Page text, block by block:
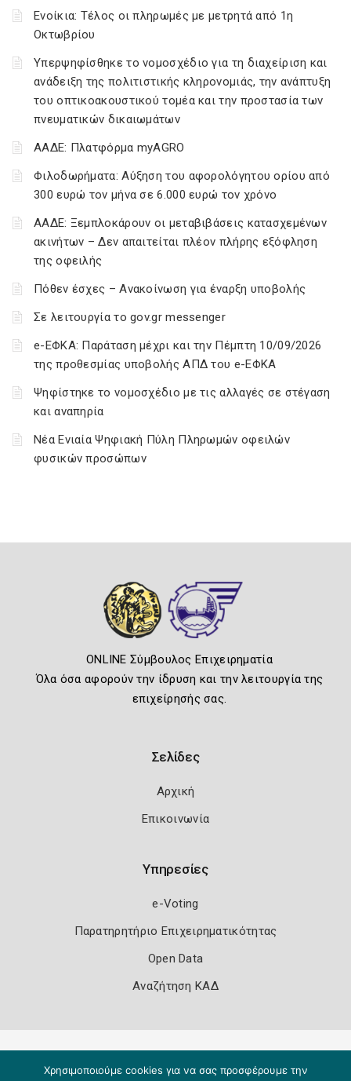
Ενοίκια: Τέλος οι πληρωμές με μετρητά από 1η
Οκτωβρίου
Υπερψηφίσθηκε το νομοσχέδιο για τη διαχείριση και
ανάδειξη της πολιτιστικής κληρονομιάς, την ανάπτυξη
του οπτικοακουστικού τομέα και την προστασία των
πνευματικών δικαιωμάτων
ΑΑΔΕ: Πλατφόρμα myAGRO
Φιλοδωρήματα: Αύξηση του αφορολόγητου ορίου από
300 ευρώ τον μήνα σε 6.000 ευρώ τον χρόνο
ΑΑΔΕ: Ξεμπλοκάρουν οι μεταβιβάσεις κατασχεμένων
ακινήτων – Δεν απαιτείται πλέον πλήρης εξόφληση
της οφειλής
Πόθεν έσχες – Ανακοίνωση για έναρξη υποβολής
Σε λειτουργία το gov.gr messenger
e-ΕΦΚΑ: Παράταση μέχρι και την Πέμπτη 10/09/2026
της προθεσμίας υποβολής ΑΠΔ του e-ΕΦΚΑ
Ψηφίστηκε το νομοσχέδιο με τις αλλαγές σε στέγαση
και αναπηρία
Νέα Ενιαία Ψηφιακή Πύλη Πληρωμών οφειλών
φυσικών προσώπων
ONLINE Σύμβουλος Επιχειρηματία
Όλα όσα αφορούν την ίδρυση και την λειτουργία της
επιχείρησής σας.
Σελίδες
Αρχική
Επικοινωνία
Υπηρεσίες
e-Voting
Παρατηρητήριο Επιχειρηματικότητας
Open Data
Αναζήτηση ΚΑΔ
Χρησιμοποιούμε cookies για να σας προσφέρουμε την